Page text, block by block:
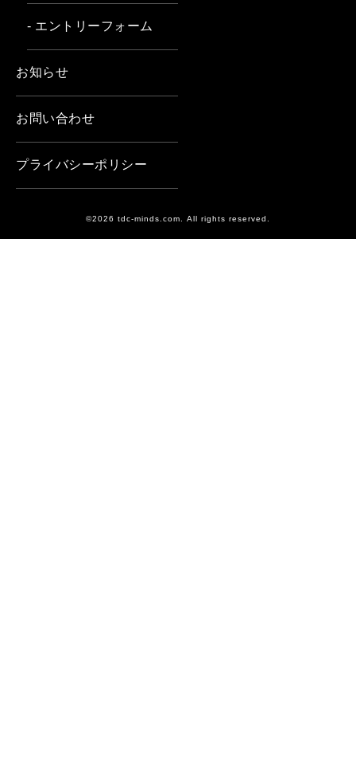
- エントリーフォーム
お知らせ
お問い合わせ
プライバシーポリシー
©2026 tdc-minds.com. All rights reserved.